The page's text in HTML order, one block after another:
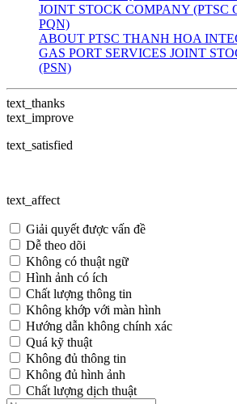
JOINT STOCK COMPANY (PTSC
PQN)
ABOUT PTSC THANH HOA
GAS PORT SERVICES JOINT
(PSN)
text_thanks
text_improve
text_satisfied
text_affect
Giải quyết được vấn đề
Dễ theo dõi
Không có thuật ngữ
Hình ảnh có ích
Chất lượng thông tin
Không khớp với màn hình
Hướng dẫn không chính xác
Quá kỹ thuật
Không đủ thông tin
Không đủ hình ảnh
Chất lượng dịch thuật